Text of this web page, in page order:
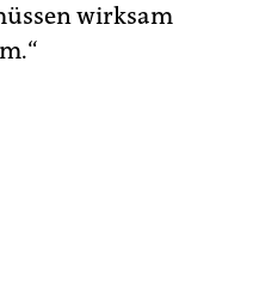
wirksam